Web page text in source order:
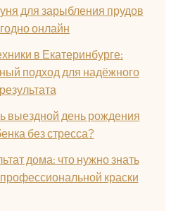
для зарыбления прудов
онлайн
в Екатеринбурге:
подход для надёжного
результата
выездной день рождения
без стресса?
дома: что нужно знать
краски